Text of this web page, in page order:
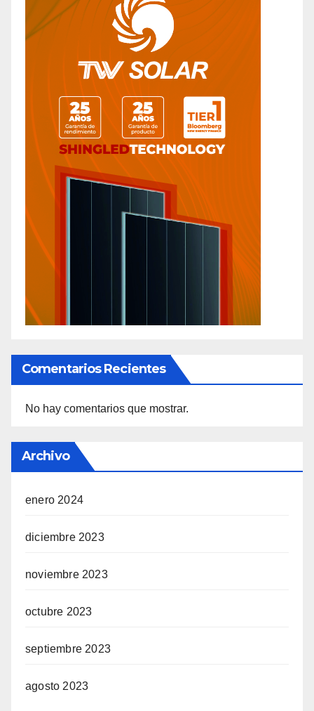
Comentarios Recientes
No hay comentarios que mostrar.
Archivo
enero 2024
diciembre 2023
noviembre 2023
octubre 2023
septiembre 2023
agosto 2023